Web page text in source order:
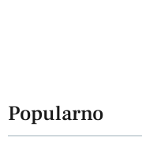
Popularno